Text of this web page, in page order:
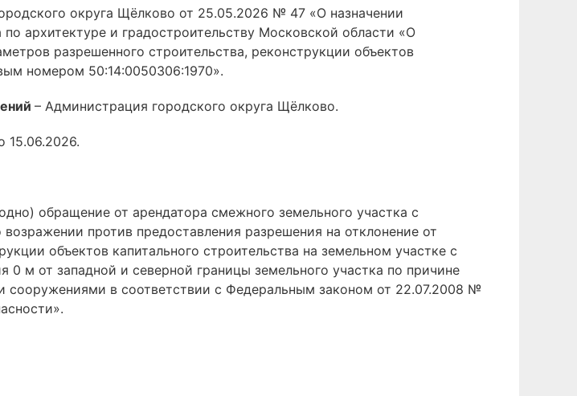
округа Щёлково от 25.05.2026 № 47 «О назначении
архитектуре и градостроительству Московской области «О
разрешенного строительства, реконструкции объектов
номером 50:14:0050306:1970».
– Администрация городского округа Щёлково.
15.06.2026.
обращение от арендатора смежного земельного участка с
против предоставления разрешения на отклонение от
объектов капитального строительства на земельном участке с
м от западной и северной границы земельного участка по причине
в соответствии с Федеральным законом от 22.07.2008 №